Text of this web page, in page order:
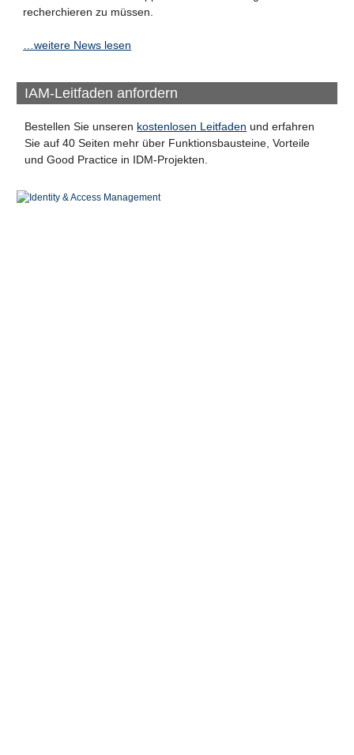
recherchieren zu müssen.
…weitere News lesen
IAM-Leitfaden anfordern
Bestellen Sie unseren kostenlosen Leitfaden und erfahren
Sie auf 40 Seiten mehr über Funktionsbausteine, Vorteile
und Good Practice in IDM-Projekten.